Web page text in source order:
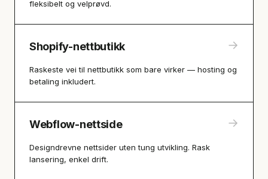
fleksibelt og velprøvd.
Shopify-nettbutikk →
Raskeste vei til nettbutikk som bare virker — hosting og
betaling inkludert.
Webflow-nettside →
Designdrevne nettsider uten tung utvikling. Rask
lansering, enkel drift.